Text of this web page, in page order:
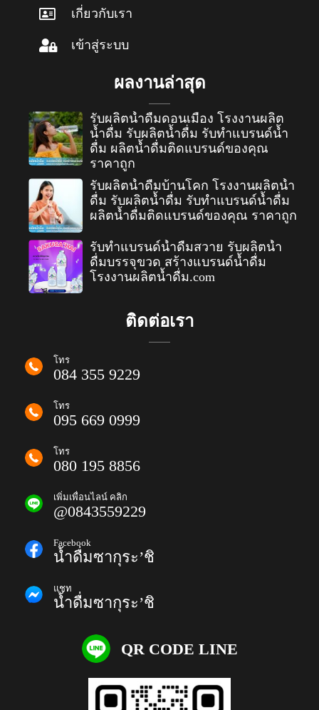
เกี่ยวกับเรา
เข้าสู่ระบบ
ผลงานล่าสุด
รับผลิตน้ำดื่มดอนเมือง โรงงานผลิต
น้ำดื่ม รับผลิตน้ำดื่ม รับทำแบรนด์น้ำ
ดื่ม ผลิตน้ำดื่มติดแบรนด์ของคุณ
ราคาถูก
รับผลิตน้ำดื่มบ้านโคก โรงงานผลิตน้ำ
ดื่ม รับผลิตน้ำดื่ม รับทำแบรนด์น้ำดื่ม
ผลิตน้ำดื่มติดแบรนด์ของคุณ ราคาถูก
รับทำแบรนด์น้ำดื่มสวาย รับผลิตน้ำ
ดื่มบรรจุขวด สร้างแบรนด์น้ำดื่ม
โรงงานผลิตน้ำดื่ม.com
ติดต่อเรา
โทร
084 355 9229
โทร
095 669 0999
โทร
080 195 8856
เพิ่มเพื่อนไลน์ คลิก
@0843559229
Facebook
น้ำดื่มซากุระ’ชิ
แชท
น้ำดื่มซากุระ’ชิ
QR CODE LINE